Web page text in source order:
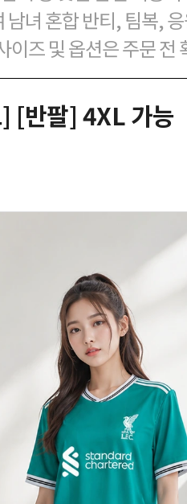
녀 혼합 반티, 팀복,
즈 및 옵션은 주문 전
[반팔] 4XL 가능